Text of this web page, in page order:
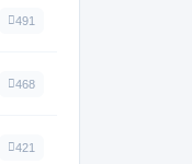
491
468
421